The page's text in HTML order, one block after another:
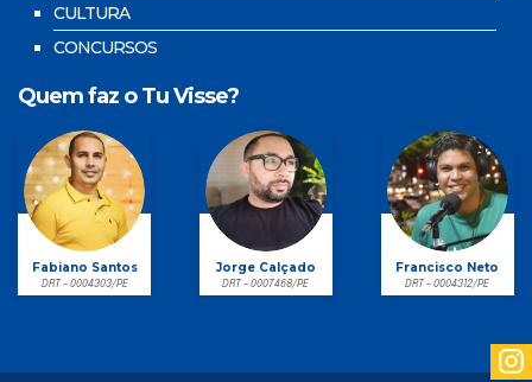
CULTURA
CONCURSOS
Quem faz o Tu Visse?
Fabiano Santos
DRT - 0004303/PE
Jorge Calçado
DRT - 0007468/PE
Francisco Neto
DRT - 0004312/PE